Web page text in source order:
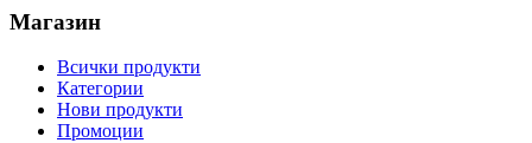
Магазин
Всички продукти
Категории
Нови продукти
Промоции